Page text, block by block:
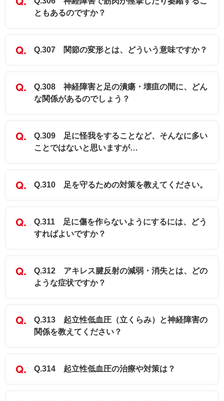
ともあるのですか？
Q.307 関節の変形とは、どういう意味ですか？
Q.308 神経障害と足の潰瘍・壊疽の間に、どん
な関係があるのでしょう？
Q.309 足に怪我をすることなど、そんなに多い
ことではないと思いますが…
Q.310 足を守るための対策を教えてください。
Q.311 足に傷を作らないようにするには、どう
すればよいですか？
Q.312 アキレス腱反射の減弱・消失とは、どの
ような症状ですか？
Q.313 起立性低血圧（立くらみ）と神経障害の
関係を教えてください？
Q.314 起立性低血圧の治療や対策は？